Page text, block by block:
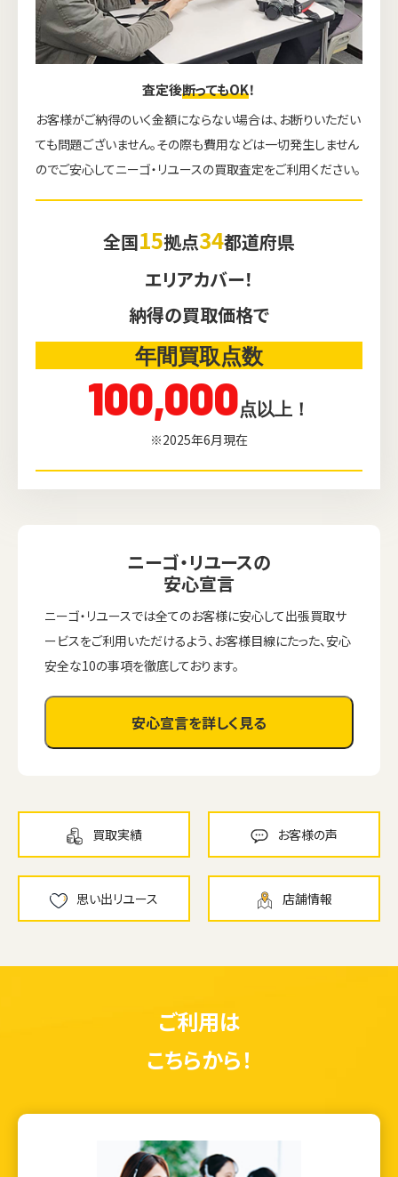
査定後断ってもOK！
お客様がご納得のいく金額にならない場合は、お断りいただい
ても問題ございません。その際も費用などは一切発生しません
のでご安心してニーゴ・リユースの買取査定をご利用ください。
全国15拠点34都道府県
エリアカバー！
納得の買取価格で
年間買取点数
100,000点以上！
※2025年6月現在
ニーゴ・リユースの
安心宣言
ニーゴ・リユースでは全てのお客様に安心して出張買取サ
ービスをご利用いただけるよう、お客様目線にたった、安心
安全な10の事項を徹底しております。
安心宣言を詳しく見る
買取実績 お客様の声
思い出リユース 店舗情報
ご利用は
こちらから！